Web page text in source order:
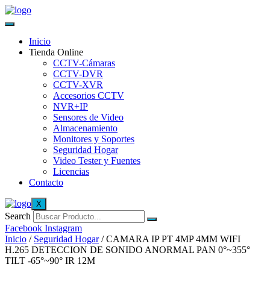
Inicio
Tienda Online
CCTV-Cámaras
CCTV-DVR
CCTV-XVR
Accesorios CCTV
NVR+IP
Sensores de Video
Almacenamiento
Monitores y Soportes
Seguridad Hogar
Video Tester y Fuentes
Licencias
Contacto
X
Search
Facebook Instagram
Inicio / Seguridad Hogar/ CAMARA IP PT 4MP 4MM WIFI
H.265 DETECCION DE SONIDO ANORMAL PAN 0°~355°
TILT -65°~90° IR 12M